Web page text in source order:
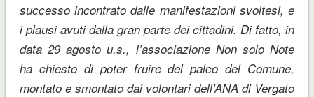
successo incontrato dalle manifestazioni svoltesi, e
i plausi avuti dalla gran parte dei cittadini. Di fatto, in
data 29 agosto u.s., l’associazione Non solo Note
ha chiesto di poter fruire del palco del Comune,
montato e smontato dai volontari dell’ANA di Vergato